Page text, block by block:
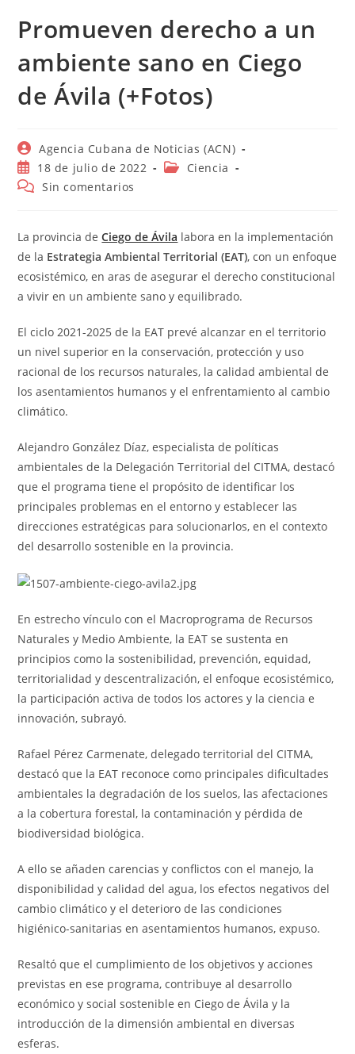
Promueven derecho a un
ambiente sano en Ciego
de Ávila (+Fotos)
Autor
de
la
entrada:
Agencia Cubana de Noticias (ACN)
Publicación
de
la
18 de julio de 2022
Categoría
Ciencia
Comentarios
entrada:
Sin comentarios
La provincia deCiego de Ávila labora en la implementación
de la Estrategia Ambiental Territorial (EAT), con un enfoque
ecosistémico, en aras de asegurar el derecho constitucional
a vivir en un ambiente sano y equilibrado.
El ciclo 2021-2025 de la EAT prevé alcanzar en el territorio
un nivel superior en la conservación, protección y uso
racional de los recursos naturales, la calidad ambiental de
los asentamientos humanos y el enfrentamiento al cambio
climático.
Alejandro González Díaz, especialista de políticas
ambientales de la Delegación Territorial del CITMA, destacó
que el programa tiene el propósito de identificar los
principales problemas en el entorno y establecer las
direcciones estratégicas para solucionarlos, en el contexto
del desarrollo sostenible en la provincia.
En estrecho vínculo con el Macroprograma de Recursos
Naturales y Medio Ambiente, la EAT se sustenta en
principios como la sostenibilidad, prevención, equidad,
territorialidad y descentralización, el enfoque ecosistémico,
la participación activa de todos los actores y la ciencia e
innovación, subrayó.
Rafael Pérez Carmenate, delegado territorial del CITMA,
destacó que la EAT reconoce como principales dificultades
ambientales la degradación de los suelos, las afectaciones
a la cobertura forestal, la contaminación y pérdida de
biodiversidad biológica.
A ello se añaden carencias y conflictos con el manejo, la
disponibilidad y calidad del agua, los efectos negativos del
cambio climático y el deterioro de las condiciones
higiénico-sanitarias en asentamientos humanos, expuso.
Resaltó que el cumplimiento de los objetivos y acciones
previstas en ese programa, contribuye al desarrollo
económico y social sostenible en Ciego de Ávila y la
introducción de la dimensión ambiental en diversas
esferas.